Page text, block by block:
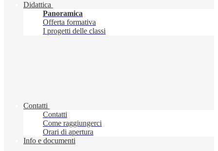
Didattica
Panoramica
Offerta formativa
I progetti delle classi
Contatti
Contatti
Come raggiungerci
Orari di apertura
Info e documenti